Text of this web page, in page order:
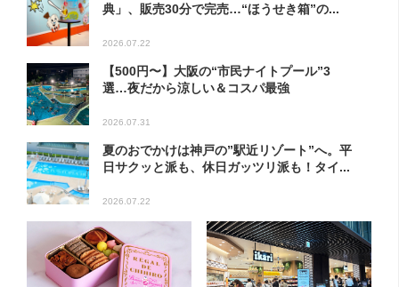
典」、販売30分で完売…“ほうせき箱”の...
2026.07.22
【500円〜】大阪の“市民ナイトプール”3
選…夜だから涼しい＆コスパ最強
2026.07.31
夏のおでかけは神戸の”駅近リゾート”へ。平
日サクッと派も、休日ガッツリ派も！タイ...
2026.07.22